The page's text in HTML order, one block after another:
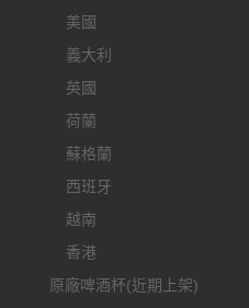
美國
義大利
英國
荷蘭
蘇格蘭
西班牙
越南
香港
原廠啤酒杯(近期上架)